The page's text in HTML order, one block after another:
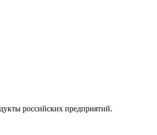
российских предприятий.